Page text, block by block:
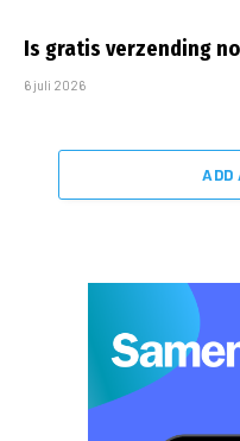
Is gratis verzending
6 juli 2026
ADD